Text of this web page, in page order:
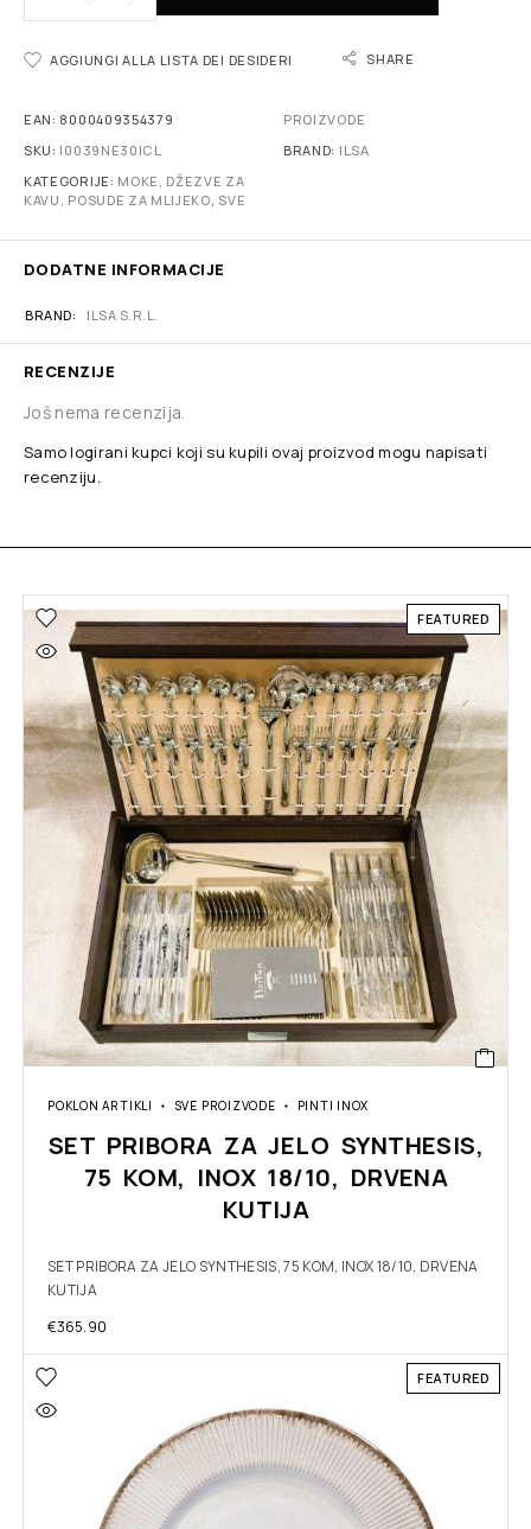
AGGIUNGI ALLA LISTA DEI DESIDERI SHARE
EAN: 8000409354379
SKU: I0039NE30ICL
KATEGORIJE: MOKE, DŽEZVE ZA
KAVU, POSUDE ZA MLIJEKO, SVE
PROIZVODE
BRAND: ILSA
DODATNE INFORMACIJE
BRAND ILSA S.R.L.
RECENZIJE
Još nema recenzija.
Samo logirani kupci koji su kupili ovaj proizvod mogu napisati
recenziju.
FEATURED
POKLON ARTIKLI SVE PROIZVODE PINTI INOX
SET PRIBORA ZA JELO SYNTHESIS,
75 KOM, INOX 18/10, DRVENA
KUTIJA
SET PRIBORA ZA JELO SYNTHESIS, 75 KOM, INOX 18/10, DRVENA
KUTIJA
€365.90
FEATURED